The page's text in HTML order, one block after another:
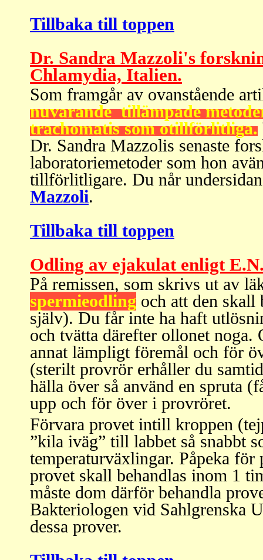
Tillbaka till toppen
Dr. Sandra Mazzoli's
Chlamydia, Italien.
Som framgår av ovanstående
nuvarande tillämpade
trachomatis som otillförlitliga.
Dr. Sandra Mazzolis senaste
laboratoriemetoder som hon
tillförlitligare. Du når
Mazzoli.
Tillbaka till toppen
Odling av ejakulat enligt
På remissen, som skrivs ut av
spermieodling och att den skall
själv). Du får inte ha haft
och tvätta därefter ollonet noga.
annat lämpligt föremål och för
(sterilt provrör erhåller du
hälla över så använd en spruta
upp och för över i provröret.
Förvara provet intill kroppen
”kila iväg” till labbet så snabbt
temperaturväxlingar. Påpeka för
provet skall behandlas inom 1
måste dom därför behandla
Bakteriologen vid Sahlgrenska
dessa prover.